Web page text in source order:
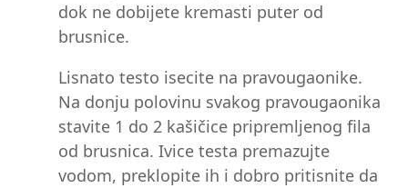
dok ne dobijete kremasti puter od
brusnice.
Lisnato testo isecite na pravougaonike.
Na donju polovinu svakog pravougaonika
stavite 1 do 2 kašičice pripremljenog fila
od brusnica. Ivice testa premazujte
vodom, preklopite ih i dobro pritisnite da